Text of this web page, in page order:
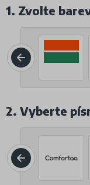
1. Zvolte
2. Vyberte